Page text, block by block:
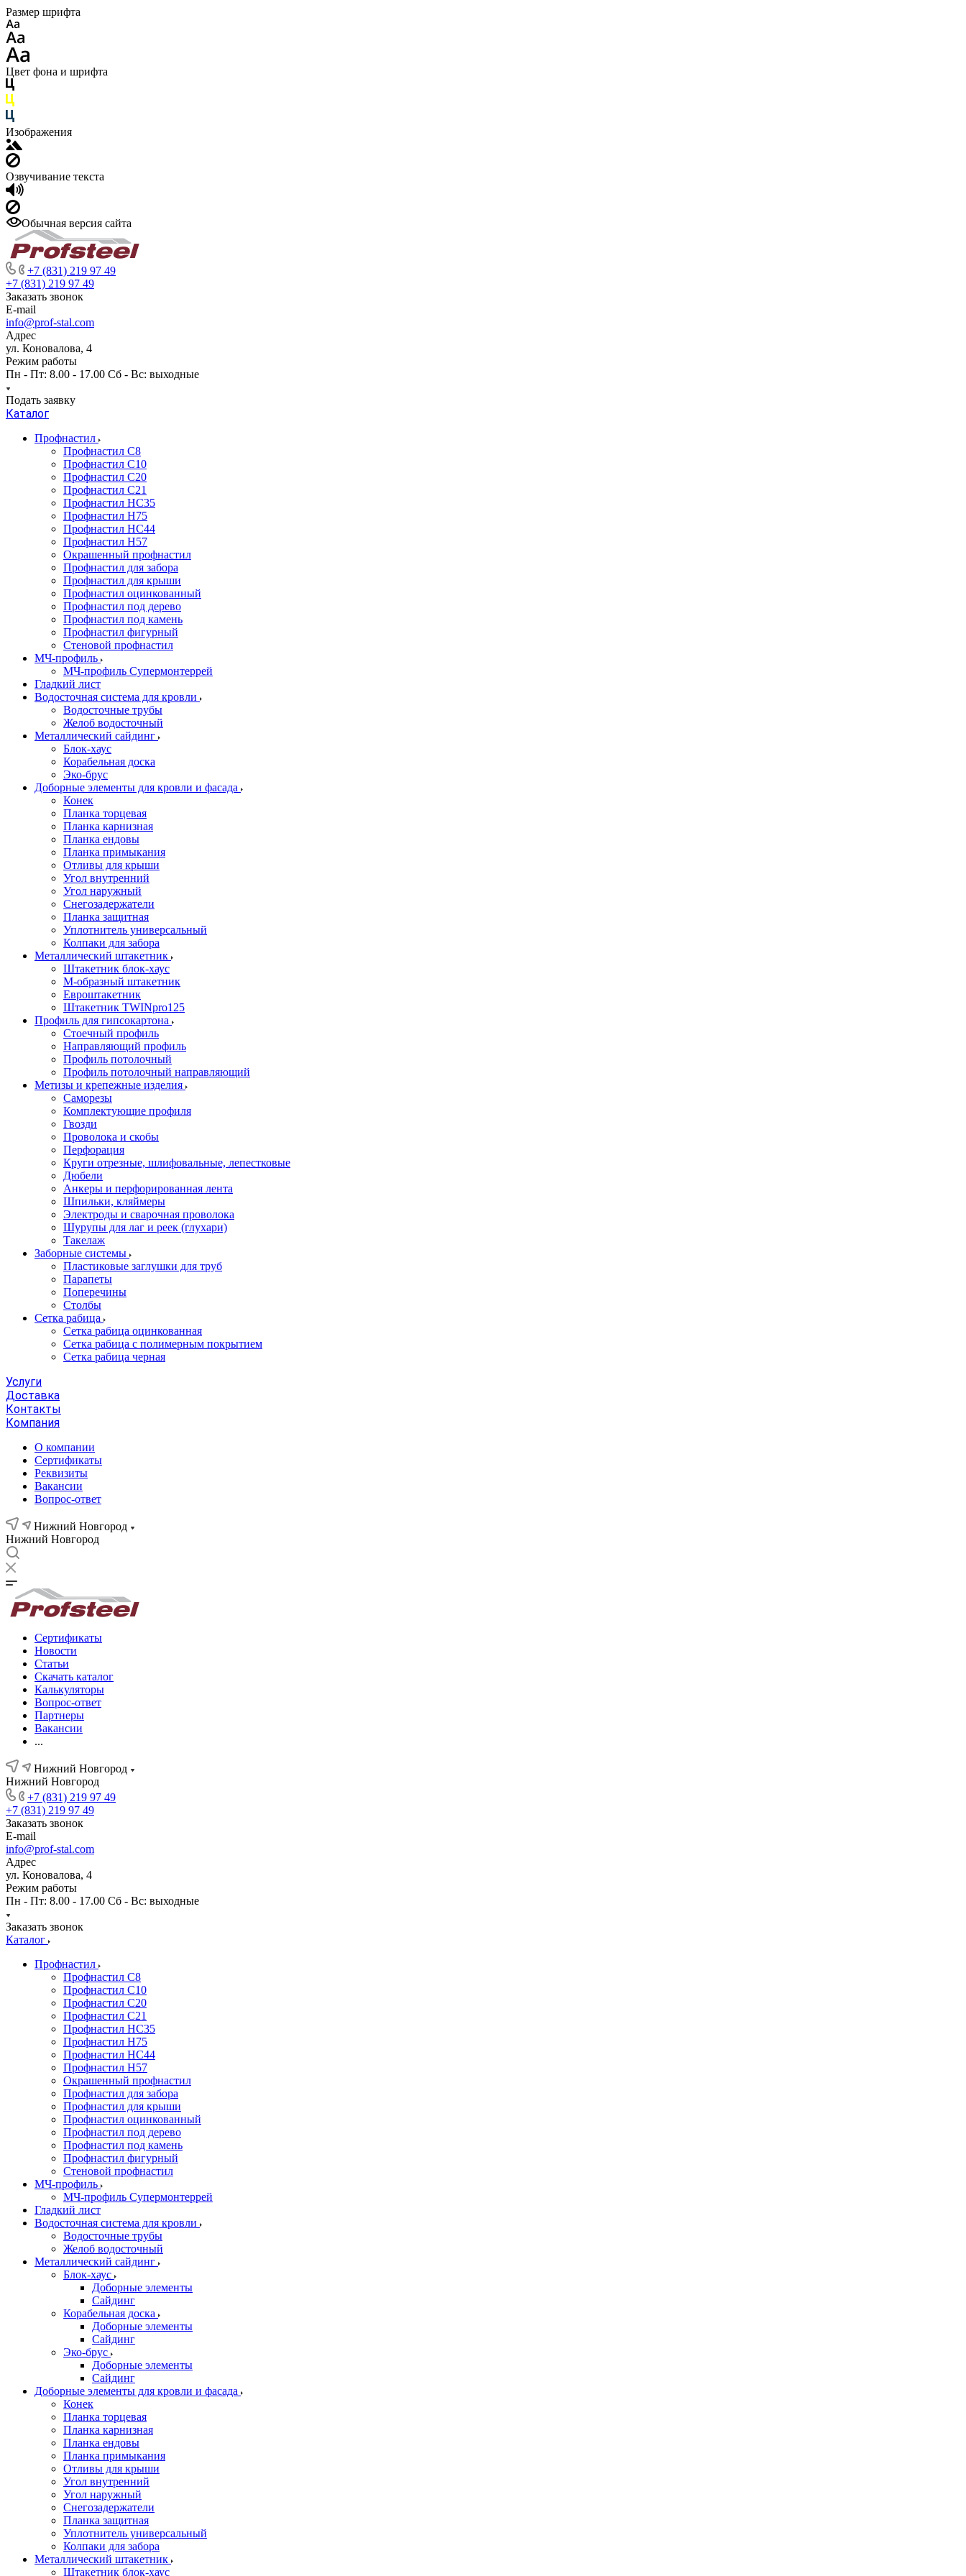
Размер шрифта
Цвет фона и шрифта
Изображения
Озвучивание текста
Обычная версия сайта
+7 (831) 219 97 49
+7 (831) 219 97 49
Заказать звонок
E-mail
info@prof-stal.com
Адрес
ул. Коновалова, 4
Режим работы
Пн - Пт: 8.00 - 17.00 Сб - Вс: выходные
Подать заявку
Каталог
Профнастил
Профнастил С8
Профнастил С10
Профнастил С20
Профнастил С21
Профнастил НС35
Профнастил Н75
Профнастил HC44
Профнастил Н57
Окрашенный профнастил
Профнастил для забора
Профнастил для крыши
Профнастил оцинкованный
Профнастил под дерево
Профнастил под камень
Профнастил фигурный
Стеновой профнастил
МЧ-профиль
МЧ-профиль Супермонтеррей
Гладкий лист
Водосточная система для кровли
Водосточные трубы
Желоб водосточный
Металлический сайдинг
Блок-хаус
Корабельная доска
Эко-брус
Доборные элементы для кровли и фасада
Конек
Планка торцевая
Планка карнизная
Планка ендовы
Планка примыкания
Отливы для крыши
Угол внутренний
Угол наружный
Снегозадержатели
Планка защитная
Уплотнитель универсальный
Колпаки для забора
Металлический штакетник
Штакетник блок-хаус
М-образный штакетник
Евроштакетник
Штакетник TWINpro125
Профиль для гипсокартона
Стоечный профиль
Направляющий профиль
Профиль потолочный
Профиль потолочный направляющий
Метизы и крепежные изделия
Саморезы
Комплектующие профиля
Гвозди
Проволока и скобы
Перфорация
Круги отрезные, шлифовальные, лепестковые
Дюбели
Анкеры и перфорированная лента
Шпильки, кляймеры
Электроды и сварочная проволока
Шурупы для лаг и реек (глухари)
Такелаж
Заборные системы
Пластиковые заглушки для труб
Парапеты
Поперечины
Столбы
Сетка рабица
Сетка рабица оцинкованная
Сетка рабица с полимерным покрытием
Сетка рабица черная
Услуги
Доставка
Контакты
Компания
О компании
Сертификаты
Реквизиты
Вакансии
Вопрос-ответ
Нижний Новгород
Нижний Новгород
Сертификаты
Новости
Статьи
Скачать каталог
Калькуляторы
Вопрос-ответ
Партнеры
Вакансии
...
Нижний Новгород
Нижний Новгород
+7 (831) 219 97 49
+7 (831) 219 97 49
Заказать звонок
E-mail
info@prof-stal.com
Адрес
ул. Коновалова, 4
Режим работы
Пн - Пт: 8.00 - 17.00 Сб - Вс: выходные
Заказать звонок
Каталог
Профнастил
Профнастил С8
Профнастил С10
Профнастил С20
Профнастил С21
Профнастил НС35
Профнастил Н75
Профнастил HC44
Профнастил Н57
Окрашенный профнастил
Профнастил для забора
Профнастил для крыши
Профнастил оцинкованный
Профнастил под дерево
Профнастил под камень
Профнастил фигурный
Стеновой профнастил
МЧ-профиль
МЧ-профиль Супермонтеррей
Гладкий лист
Водосточная система для кровли
Водосточные трубы
Желоб водосточный
Металлический сайдинг
Блок-хаус
Доборные элементы
Сайдинг
Корабельная доска
Доборные элементы
Сайдинг
Эко-брус
Доборные элементы
Сайдинг
Доборные элементы для кровли и фасада
Конек
Планка торцевая
Планка карнизная
Планка ендовы
Планка примыкания
Отливы для крыши
Угол внутренний
Угол наружный
Снегозадержатели
Планка защитная
Уплотнитель универсальный
Колпаки для забора
Металлический штакетник
Штакетник блок-хаус